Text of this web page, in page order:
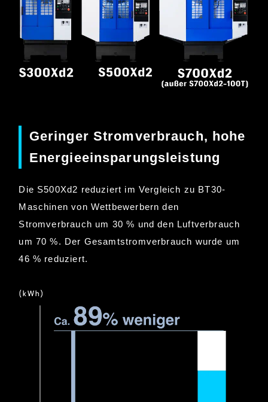
Geringer Stromverbrauch, hohe
Energieeinsparungsleistung
Die S500Xd2 reduziert im Vergleich zu BT30-
Maschinen von Wettbewerbern den
Stromverbrauch um 30 % und den Luftverbrauch
um 70 %. Der Gesamtstromverbrauch wurde um
46 % reduziert.